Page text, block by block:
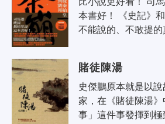
本書好！ 《史記》
不能說的、不敢提
賭徒陳湯
史傑鵬原本就是以
家，在《賭徒陳湯
事」這件事發揮到